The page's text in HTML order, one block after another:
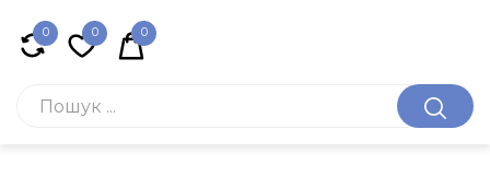
0 0 0